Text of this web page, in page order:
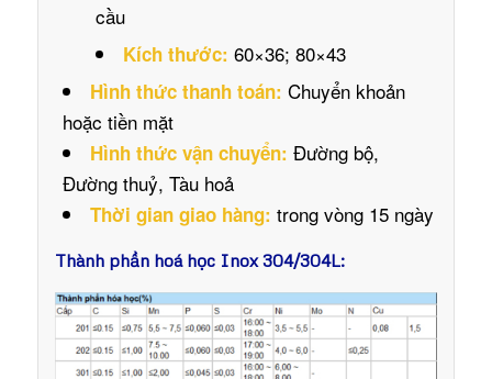
cầu
Kích thước: 60×36; 80×43
Hình thức thanh toán: Chuyển khoản
hoặc tiền mặt
Hình thức vận chuyển: Đường bộ,
Đường thuỷ, Tàu hoả
Thời gian giao hàng: trong vòng 15 ngày
Thành phần hoá học Inox 304/304L: